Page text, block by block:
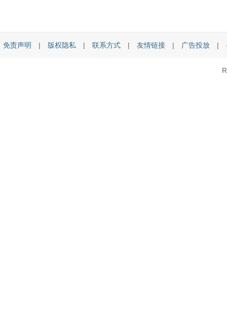
免责声明 | 版权隐私 | 联系方式 | 友情链接 | 广告投放 |